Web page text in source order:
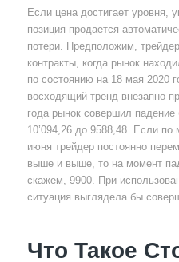
Если цена достигает уровня,
позиция продается
потери. Предположим,
контракты, когда рынок
по состоянию на 18 мая 2020
восходящий тренд внезапно
года рынок совершил
10’094,26 до 9588,48. Если
июня трейдер постоянно
выше и выше, то на момент
скажем, 9900. При
ситуация выглядела бы
Что Такое